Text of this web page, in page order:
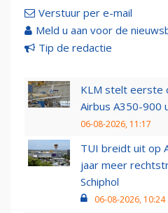
Verstuur per e-mail
Meld u aan voor de
Tip de redactie
KLM stelt eerste
Airbus A350-900
06-08-2026, 11:17
TUI breidt uit op
jaar meer
Schiphol
06-08-2026, 10:24